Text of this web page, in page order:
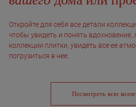
Откройте для себя все детали
чтобы увидеть и понять вдохновение,
коллекции плитки, увидеть все ее
погрузиться в нее.
Посмотреть всю